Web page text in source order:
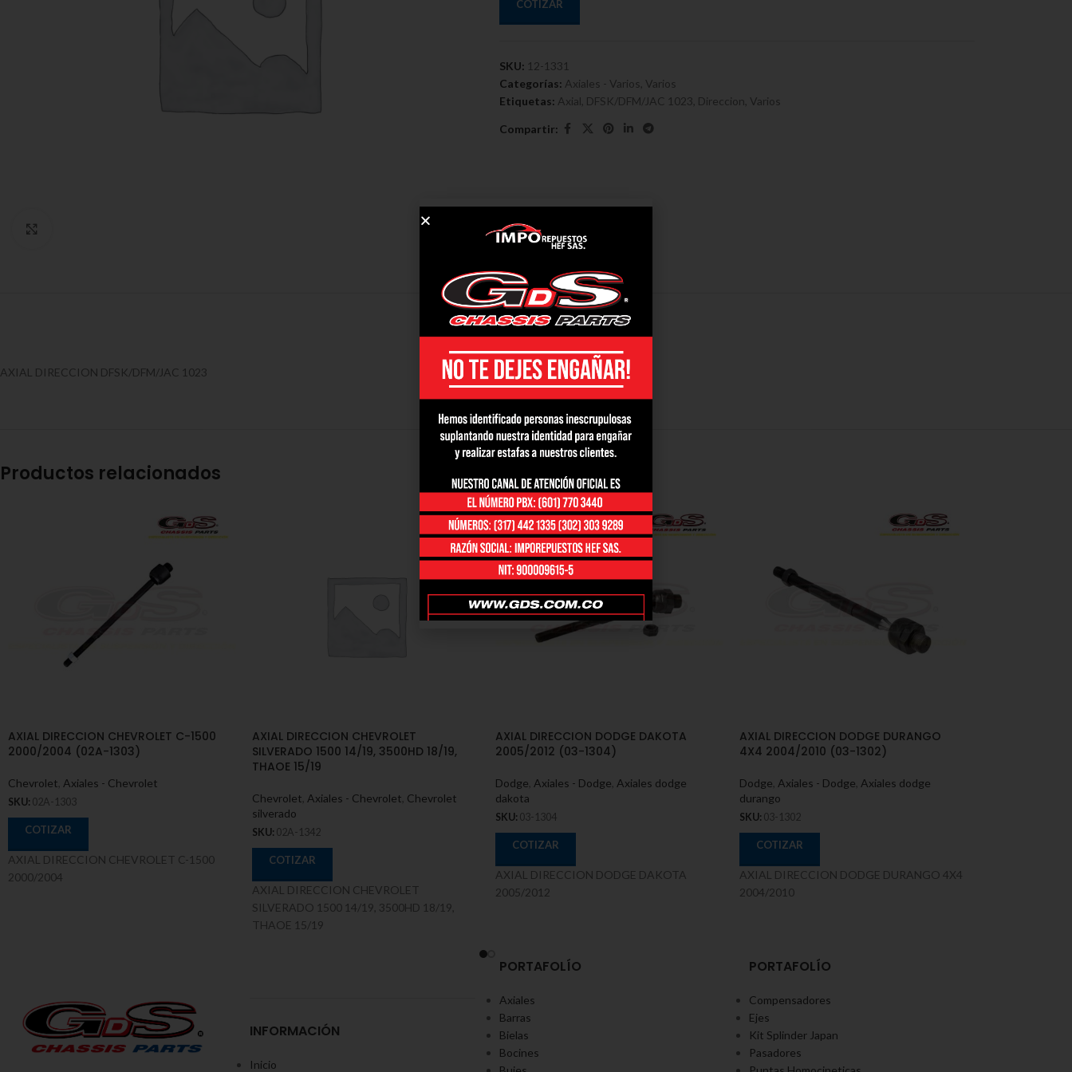
COTIZAR
SKU: 12-1331
Categorías: Axiales - Varios Varios
Etiquetas: Axial DFSK/DFM/JAC 1023 Direccion Varios
Compartir:
DESCRIPCIÓN
AXIAL DIRECCION DFSK/DFM/JAC 1023
Productos relacionados
AXIAL DIRECCION CHEVROLET C-1500
2000/2004 (02A-1303)
Chevrolet, Axiales - Chevrolet
SKU: 02A-1303
COTIZAR
AXIAL DIRECCION CHEVROLET C-1500
2000/2004
AXIAL DIRECCION CHEVROLET
SILVERADO 1500 14/19, 3500HD 18/19,
THAOE 15/19
Chevrolet, Axiales - Chevrolet, Chevrolet
silverado
SKU: 02A-1342
COTIZAR
AXIAL DIRECCION CHEVROLET
SILVERADO 1500 14/19, 3500HD 18/19,
THAOE 15/19
AXIAL DIRECCION DODGE DAKOTA
2005/2012 (03-1304)
Dodge, Axiales - Dodge, Axiales dodge
dakota
SKU: 03-1304
COTIZAR
AXIAL DIRECCION DODGE DAKOTA
2005/2012
AXIAL DIRECCION DODGE DURANGO
4X4 2004/2010 (03-1302)
Dodge, Axiales - Dodge, Axiales dodge
durango
SKU: 03-1302
COTIZAR
AXIAL DIRECCION DODGE DURANGO 4X4
2004/2010
INFORMACIÓN
Inicio
PORTAFOLÍO
Axiales
Barras
Bielas
Bocines
PORTAFOLÍO
Compensadores
Ejes
Kit Splinder Japan
Pasadores